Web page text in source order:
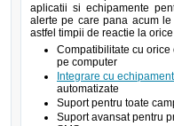
aplicatii si echipamente
alerte pe care pana acum
astfel timpii de reactie la
Compatibilitate cu
pe computer
Integrare cu
automatizate
Suport pentru toate
Suport avansat pentru